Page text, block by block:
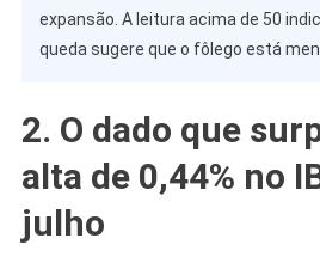
expansão. A leitura acima de 50
queda sugere que o fôlego está
2. O dado que
alta de 0,44% no
julho